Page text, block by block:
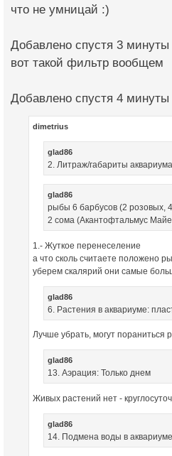
что не умницай :)
Добавлено спустя 3 минуты
вот такой фильтр вообщем
Добавлено спустя 4 минуты
dimetrius
glad86
2. Литраж/габариты
glad86
рыбы 6 барбусов (2 розовых,
2 сома (Акантофтальмус
1.- Жуткое перенеселение
а что сколь считаете положено
уберем скалярий они самые
glad86
6. Растения в аквариуме:
Лучше убрать, могут пораниться
glad86
13. Аэрация: Только днем
Живых растений нет -
glad86
14. Подмена воды в